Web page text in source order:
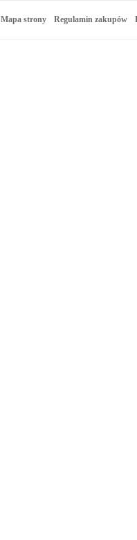
Mapa strony Regulamin zakupów